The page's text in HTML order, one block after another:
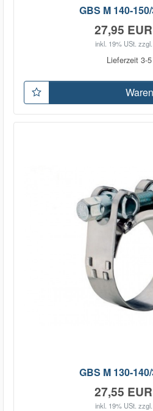
GBS M 140-
27,95 EUR
inkl. 19% USt. zzgl.
Lieferzeit 3-
GBS M 130-
27,55 EUR
inkl. 19% USt. zzgl.